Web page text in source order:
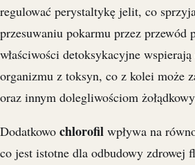
regulować perystaltykę jelit, co
przesuwaniu pokarmu przez przewód
właściwości detoksykacyjne
organizmu z toksyn, co z kolei może
oraz innym dolegliwościom
Dodatkowo chlorofil wpływa na
co jest istotne dla odbudowy zdrowej